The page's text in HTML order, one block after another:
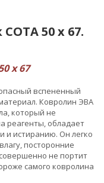
50 х 67.
х 67
вспененный
Ковролин ЭВА
который не
реагенты, обладает
и истиранию. Он легко
посторонние
не портит
самого ковролина